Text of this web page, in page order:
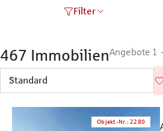
Filter
467 ImmobilienAngebote 1
Objekt-Nr. :2280